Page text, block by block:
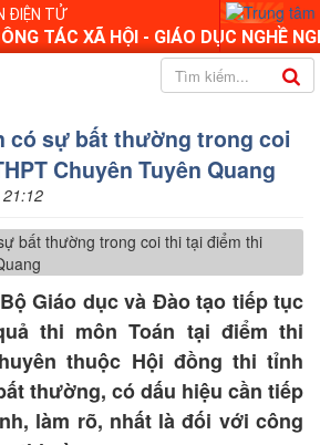
ĐIỆN TỬ
TÁC XÃ HỘI - GIÁO DỤC NGHỀ
có sự bất thường trong coi
Chuyên Tuyên Quang
Giáo dục và Đào tạo tiếp tục
thi môn Toán tại điểm thi
thuộc Hội đồng thi tỉnh
thường, có dấu hiệu cần tiếp
làm rõ, nhất là đối với công